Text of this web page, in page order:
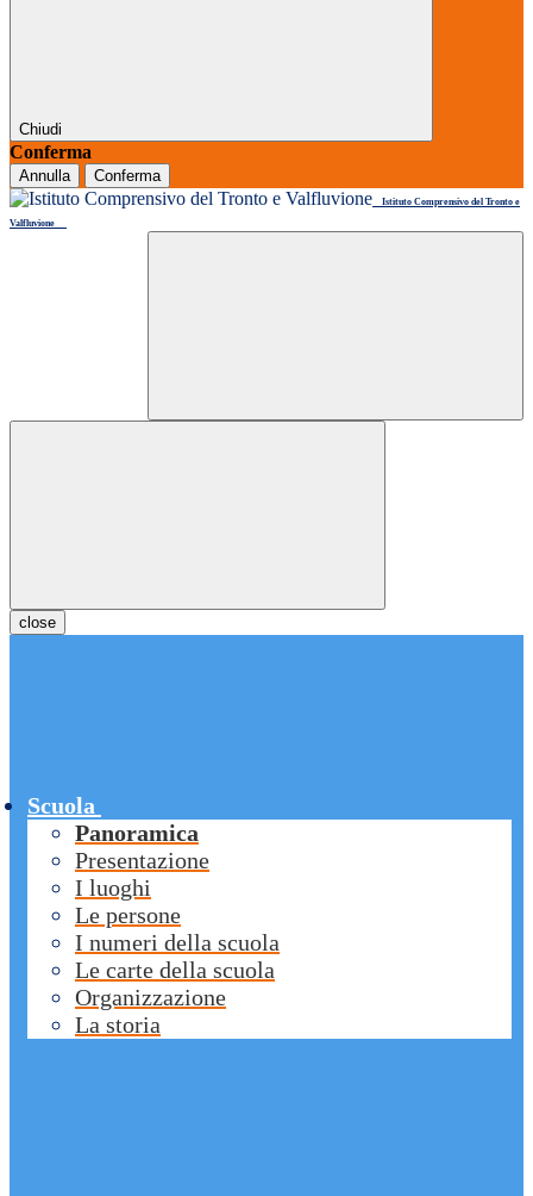
Chiudi
Conferma
Annulla Conferma
Istituto Comprensivo del Tronto e
Valfluvione
close
Scuola
Panoramica
Presentazione
I luoghi
Le persone
I numeri della scuola
Le carte della scuola
Organizzazione
La storia